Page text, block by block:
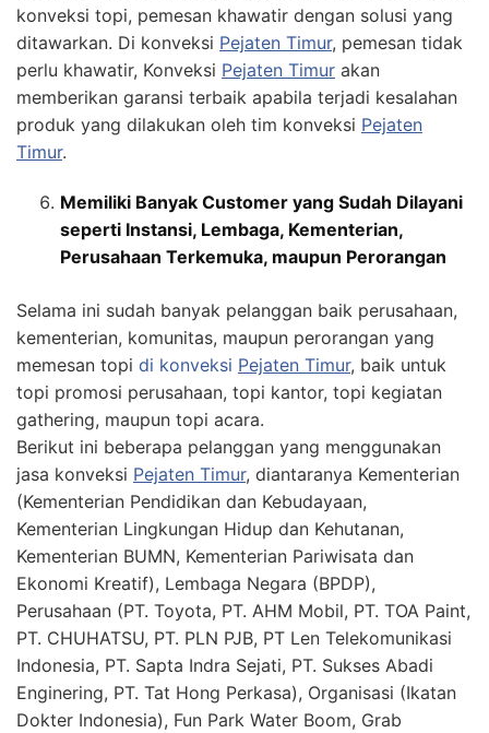
konveksi topi, pemesan khawatir dengan solusi yang
ditawarkan. Di konveksi Pejaten Timur, pemesan tidak
perlu khawatir, Konveksi Pejaten Timur akan
memberikan garansi terbaik apabila terjadi kesalahan
produk yang dilakukan oleh tim konveksi Pejaten
Timur.
Memiliki Banyak Customer yang Sudah Dilayani
seperti Instansi, Lembaga, Kementerian,
Perusahaan Terkemuka, maupun Perorangan
Selama ini sudah banyak pelanggan baik perusahaan,
kementerian, komunitas, maupun perorangan yang
memesan topi di konveksi Pejaten Timur, baik untuk
topi promosi perusahaan, topi kantor, topi kegiatan
gathering, maupun topi acara.
Berikut ini beberapa pelanggan yang menggunakan
jasa konveksi Pejaten Timur, diantaranya Kementerian
(Kementerian Pendidikan dan Kebudayaan,
Kementerian Lingkungan Hidup dan Kehutanan,
Kementerian BUMN, Kementerian Pariwisata dan
Ekonomi Kreatif), Lembaga Negara (BPDP),
Perusahaan (PT. Toyota, PT. AHM Mobil, PT. TOA Paint,
PT. CHUHATSU, PT. PLN PJB, PT Len Telekomunikasi
Indonesia, PT. Sapta Indra Sejati, PT. Sukses Abadi
Enginering, PT. Tat Hong Perkasa), Organisasi (Ikatan
Dokter Indonesia), Fun Park Water Boom, Grab